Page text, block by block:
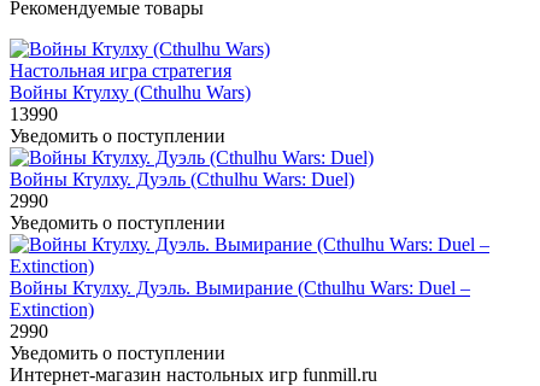
Рекомендуемые товары
Настольная игра стратегия
Войны Ктулху (Cthulhu Wars)
13990
Уведомить о поступлении
Войны Ктулху. Дуэль (Cthulhu Wars: Duel)
2990
Уведомить о поступлении
Войны Ктулху. Дуэль. Вымирание (Cthulhu Wars: Duel –
Extinction)
2990
Уведомить о поступлении
Интернет-магазин настольных игр funmill.ru